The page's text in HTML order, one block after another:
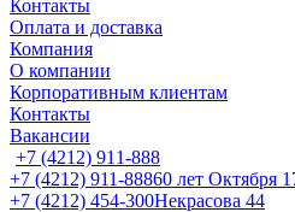
Контакты
Оплата и доставка
Компания
О компании
Корпоративным клиентам
Контакты
Вакансии
+7 (4212) 911-888
+7 (4212) 911-88860 лет Октября
+7 (4212) 454-300Некрасова 44